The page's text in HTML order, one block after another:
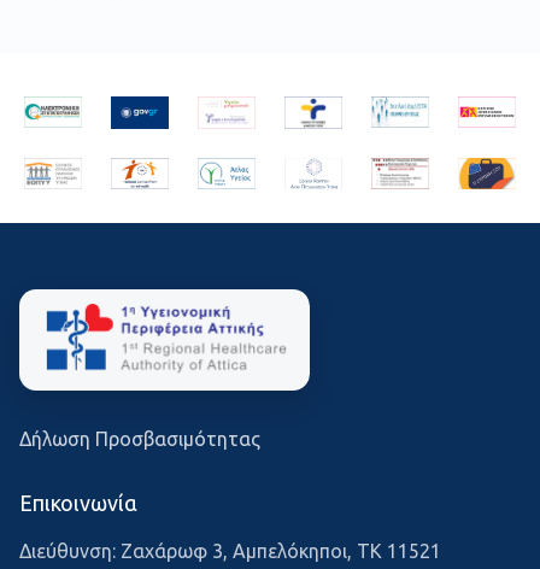
Δήλωση Προσβασιμότητας
Επικοινωνία
Διεύθυνση: Ζαχάρωφ 3, Αμπελόκηποι, ΤΚ 11521